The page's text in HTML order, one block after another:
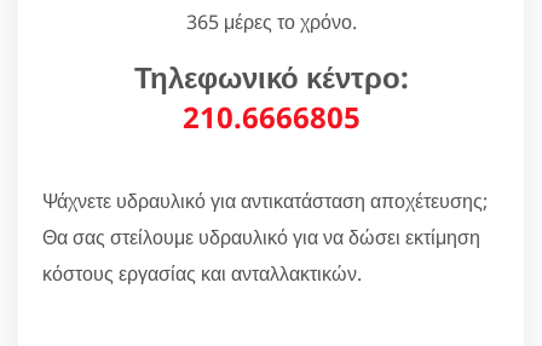
365 μέρες το χρόνο.
Τηλεφωνικό κέντρο:
210.6666805
Ψάχνετε υδραυλικό για αντικατάσταση αποχέτευσης;
Θα σας στείλουμε υδραυλικό για να δώσει εκτίμηση
κόστους εργασίας και ανταλλακτικών.